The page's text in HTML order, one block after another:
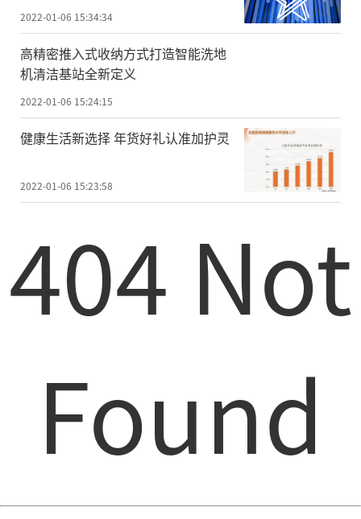
2022-01-06 15:34:34
高精密推入式收纳方式打造智能洗地
机清洁基站全新定义
2022-01-06 15:24:15
健康生活新选择 年货好礼认准加护灵
2022-01-06 15:23:58
404 Not
Found